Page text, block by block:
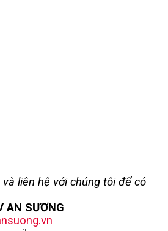
liên hệ với chúng tôi để có
AN SƯƠNG